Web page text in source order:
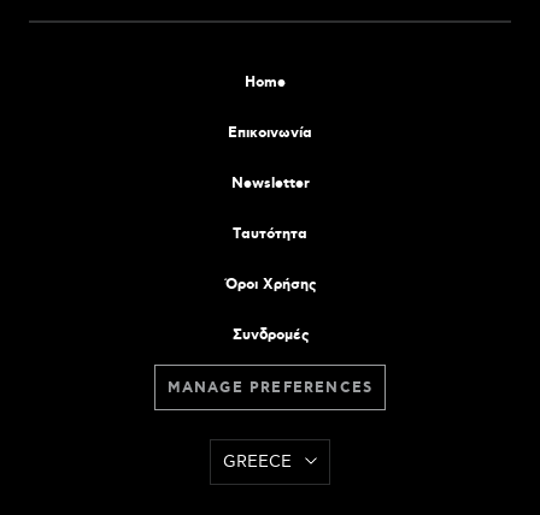
Home
Επικοινωνία
Newsletter
Tαυτότητα
Όροι Χρήσης
Συνδρομές
MANAGE PREFERENCES
GREECE